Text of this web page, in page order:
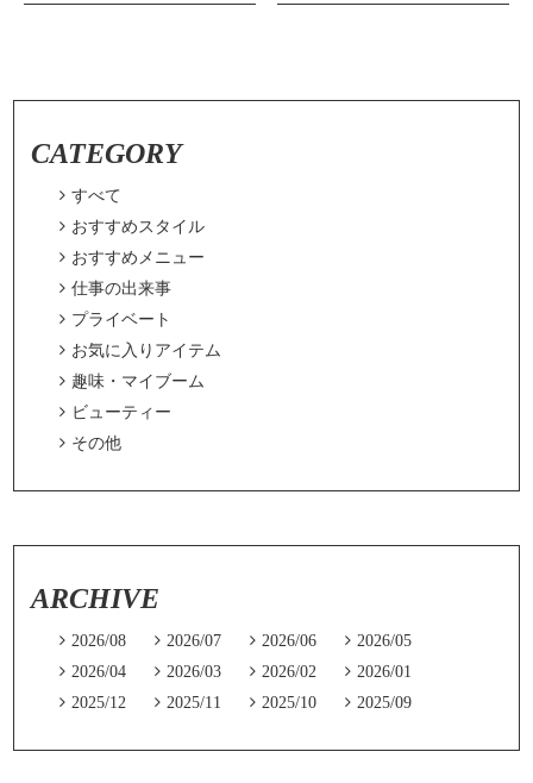
CATEGORY
 すべて
 おすすめスタイル
 おすすめメニュー
 仕事の出来事
 プライベート
 お気に入りアイテム
 趣味・マイブーム
 ビューティー
 その他
ARCHIVE
 2026/08  2026/07  2026/06  2026/05
 2026/04  2026/03  2026/02  2026/01
 2025/12  2025/11  2025/10  2025/09